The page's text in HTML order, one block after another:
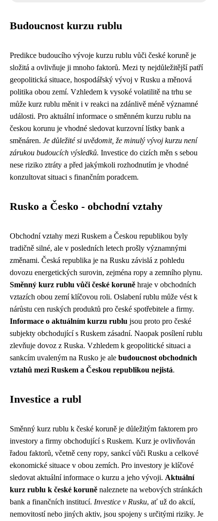
Budoucnost kurzu rublu
Predikce budoucího vývoje kurzu rublu vůči české koruně je
složitá a ovlivňuje ji mnoho faktorů. Mezi ty nejdůležitější patří
geopolitická situace, hospodářský vývoj v Rusku a měnová
politika obou zemí. Vzhledem k vysoké volatilitě na trhu se
může kurz rublu měnit i v reakci na zdánlivě méně významné
události. Pro aktuální informace o směnném kurzu rublu na
českou korunu je vhodné sledovat kurzovní lístky bank a
směnáren. Je důležité si uvědomit, že minulý vývoj kurzu není
zárukou budoucích výsledků. Investice do cizích měn s sebou
nese riziko ztráty a před jakýmkoli rozhodnutím je vhodné
konzultovat situaci s finančním poradcem.
Rusko a Česko - obchodní vztahy
Obchodní vztahy mezi Ruskem a Českou republikou byly
tradičně silné, ale v posledních letech prošly významnými
změnami. Česká republika je na Rusku závislá z pohledu
dovozu energetických surovin, zejména ropy a zemního plynu.
Směnný kurz rublu vůči české koruně hraje v obchodních
vztazích obou zemí klíčovou roli. Oslabení rublu může vést k
nárůstu cen ruských produktů pro české spotřebitele a firmy.
Informace o aktuálním kurzu rublu jsou proto pro české
subjekty obchodující s Ruskem zásadní. Naopak posílení rublu
zlevňuje dovoz z Ruska. Vzhledem k geopolitické situaci a
sankcím uvaleným na Rusko je ale budoucnost obchodních
vztahů mezi Ruskem a Českou republikou nejistá.
Investice a rubl
Směnný kurz rublu k české koruně je důležitým faktorem pro
investory a firmy obchodující s Ruskem. Kurz je ovlivňován
řadou faktorů, včetně ceny ropy, sankcí vůči Rusku a celkové
ekonomické situace v obou zemích. Pro investory je klíčové
sledovat aktuální informace o kurzu a jeho vývoji. Aktuální
kurz rublu k české koruně naleznete na webových stránkách
bank a finančních institucí. Investice v Rusku, ať už do akcií,
nemovitostí nebo jiných aktiv, jsou spojeny s určitými riziky. Je